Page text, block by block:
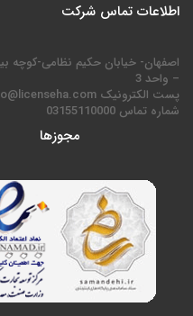
اطلاعات تماس شرکت
– واحد 3
پست الکترونیک info@licenseha.com
شماره تماس 03155110000
مجوزها